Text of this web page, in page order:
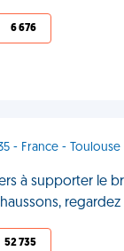
6 676
- France - Toulouse
à supporter le
52 735